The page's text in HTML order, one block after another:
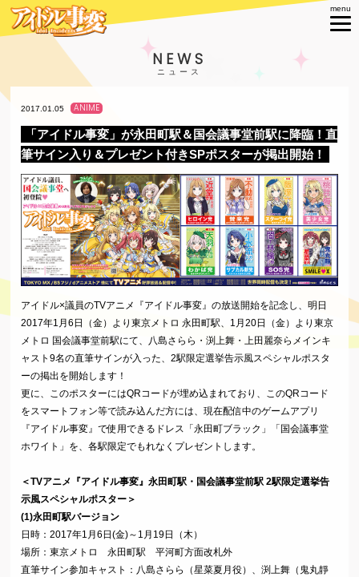
NEWS
2017.01.05 ANIME
「アイドル事変」が永田町駅＆国会議事堂前駅に降臨！直
筆サイン入り＆プレゼント付きSPポスターが掲出開始！
アイドル×議員のTVアニメ『アイドル事変』の放送開始を記念し、明日
2017年1月6日（金）より東京メトロ 永田町駅、1月20日（金）より東京
メトロ 国会議事堂前駅にて、八島さらら・渕上舞・上田麗奈らメインキ
ャスト9名の直筆サインが入った、2駅限定選挙告示風スペシャルポスタ
ーの掲出を開始します！
更に、このポスターにはQRコードが埋め込まれており、このQRコード
をスマートフォン等で読み込んだ方には、現在配信中のゲームアプリ
『アイドル事変』で使用できるドレス「永田町ブラック」「国会議事堂
ホワイト」を、各駅限定でもれなくプレゼントします。
＜TVアニメ『アイドル事変』永田町駅・国会議事堂前駅 2駅限定選挙告
示風スペシャルポスター＞
(1)永田町駅バージョン
日時：2017年1月6日(金)～1月19日（木）
場所：東京メトロ 永田町駅 平河町方面改札外
直筆サイン参加キャスト：八島さらら（星菜夏月役）、渕上舞（鬼丸靜